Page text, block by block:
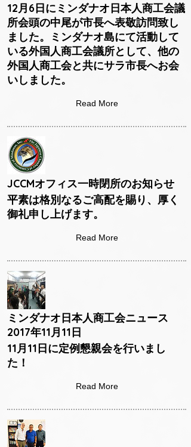
12月6日にミンダナオ日本人商工会議
所会頭の中尾が市長へ表敬訪問致し
ました。ミンダナオ島にて活動して
いる外国人商工会議所として、他の
外国人商工会と共にサラ市長へお会
いしました。
Read More
JCCMオフィス一時閉所のお知らせ
平素は格別なるご高配を賜り、厚く
御礼申し上げます。
Read More
ミンダナオ日本人商工会ニュース
2017年11月11日
11月11日に定例懇親会を行いまし
た！
Read More